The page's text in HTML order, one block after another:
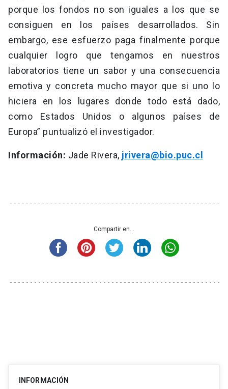
porque los fondos no son iguales a los que se
consiguen en los países desarrollados. Sin
embargo, ese esfuerzo paga finalmente porque
cualquier logro que tengamos en nuestros
laboratorios tiene un sabor y una consecuencia
emotiva y concreta mucho mayor que si uno lo
hiciera en los lugares donde todo está dado,
como Estados Unidos o algunos países de
Europa” puntualizó el investigador.
Información: Jade Rivera, jrivera@bio.puc.cl
Compartir en...
INFORMACIÓN